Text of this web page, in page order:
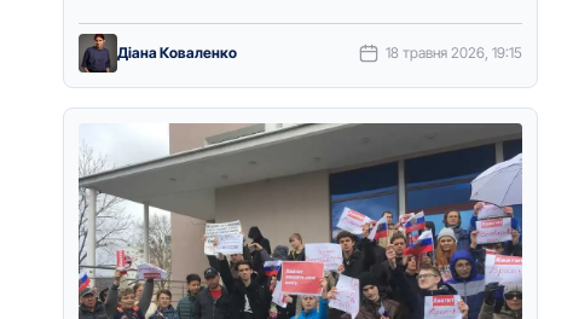
Діана Коваленко 18 травня 2026, 19:15